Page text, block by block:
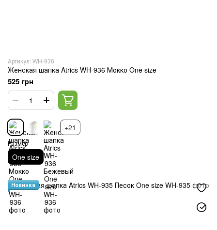
Артикул: WH-936
Женская шапка Atrics WH-936 Мокко One size
525 грн
+21
Размер
One size
Новинка